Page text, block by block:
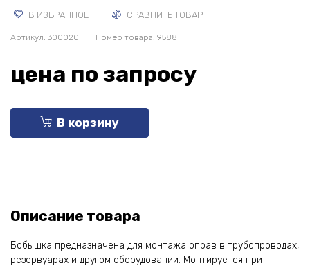
В ИЗБРАННОЕ СРАВНИТЬ ТОВАР
Артикул: 300020 Номер товара: 9588
цена по запросу
В корзину
Описание товара
Бобышка предназначена для монтажа оправ в трубопроводах,
резервуарах и другом оборудовании. Монтируется при